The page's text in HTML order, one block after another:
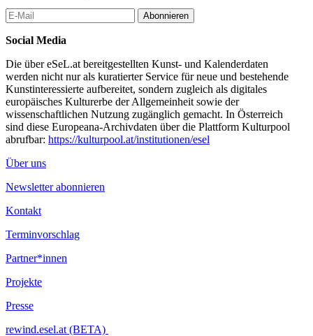
...Mehr lesen
Abonnieren
Social Media
Die über eSeL.at bereitgestellten Kunst- und Kalenderdaten
werden nicht nur als kuratierter Service für neue und bestehende
Kunstinteressierte aufbereitet, sondern zugleich als digitales
europäisches Kulturerbe der Allgemeinheit sowie der
wissenschaftlichen Nutzung zugänglich gemacht. In Österreich
sind diese Europeana-Archivdaten über die Plattform Kulturpool
abrufbar: https://kulturpool.at/institutionen/esel
Über uns
Newsletter abonnieren
Kontakt
Terminvorschlag
Partner*innen
Projekte
Presse
rewind.esel.at (BETA)